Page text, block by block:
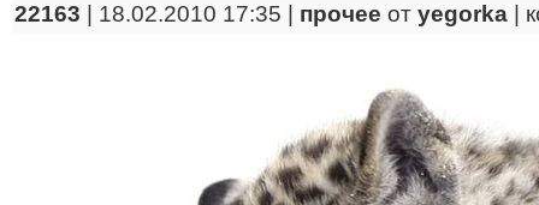
22163 | 18.02.2010 17:35 | прочее от yegorka